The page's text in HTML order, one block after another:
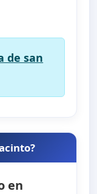
de san
en